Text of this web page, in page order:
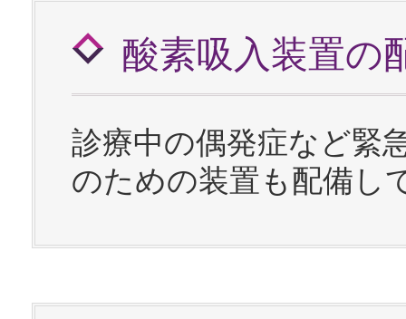
酸素吸入装置の
診療中の偶発症など緊
のための装置も配備し